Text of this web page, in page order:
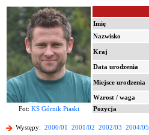
Imię
Nazwisko
Kraj
Data urodzenia
Miejsce urodzenia
Wzrost / waga
Fot: KS Górnik Piaski Pozycja
Występy: 2000/01 2001/02 2002/03 2004/05